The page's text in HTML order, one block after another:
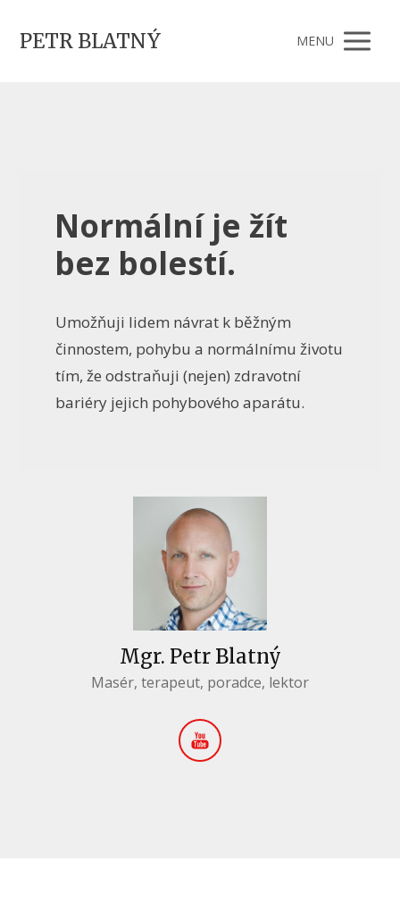
PETR BLATNÝ MENU
Normální je žít
bez bolestí.
Umožňuji lidem návrat k běžným
činnostem, pohybu a normálnímu životu
tím, že odstraňuji (nejen) zdravotní
bariéry jejich pohybového aparátu.
Mgr. Petr Blatný
Masér, terapeut, poradce, lektor